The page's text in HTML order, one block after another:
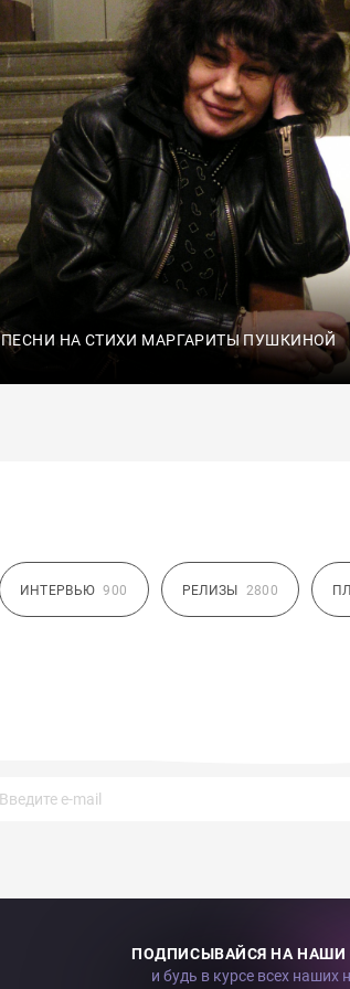
ПЕСНИ НА СТИХИ МАРГАРИТЫ ПУШКИНОЙ
ИНТЕРВЬЮ 900 РЕЛИЗЫ 2800
ПОДПИСЫВАЙСЯ НА НАШИ
и будь в курсе всех наших